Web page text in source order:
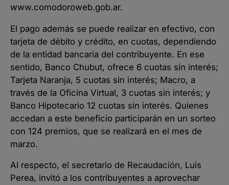
www.comodoroweb.gob.ar.
El pago además se puede realizar en efectivo, con
tarjeta de débito y crédito, en cuotas, dependiendo
de la entidad bancaria del contribuyente. En ese
sentido, Banco Chubut, ofrece 6 cuotas sin interés;
Tarjeta Naranja, 5 cuotas sin interés; Macro, a
través de la Oficina Virtual, 3 cuotas sin interés; y
Banco Hipotecario 12 cuotas sin interés. Quienes
accedan a este beneficio participarán en un sorteo
con 124 premios, que se realizará en el mes de
marzo.
Al respecto, el secretario de Recaudación, Luis
Perea, invitó a los contribuyentes a aprovechar